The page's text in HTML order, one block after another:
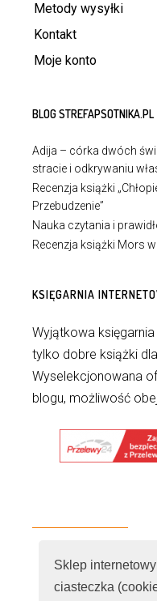
Sklep
ciasteczka
Metody wysyłki
Kontakt
Moje konto
BLOG STREFAPSOTNIKA.PL
Adija – córka dwóch
stracie i odkrywaniu
Recenzja książki
Przebudzenie”
Nauka czytania i
Recenzja książki Mors
KSIĘGARNIA
Wyjątkowa
tylko dobre książki
Wyselekcjonowana
blogu, możliwość
© 2026 - Wszelkie